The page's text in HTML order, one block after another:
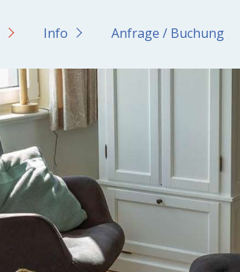
Info Anfrage / Buchung